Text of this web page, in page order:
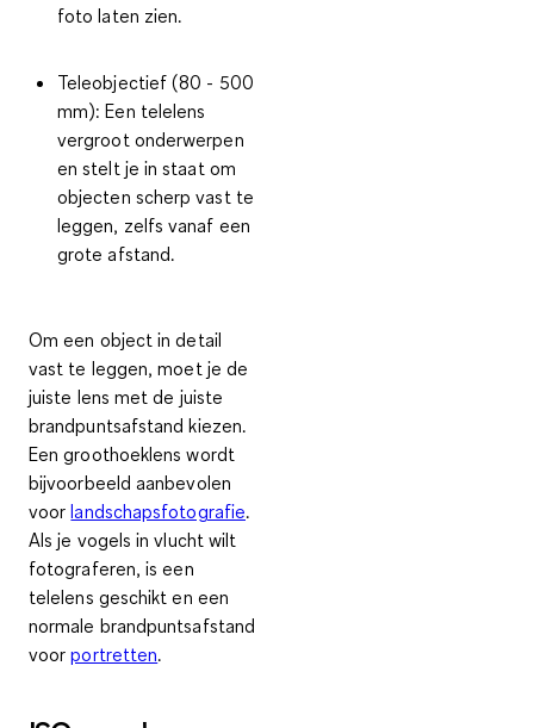
foto laten zien.
Teleobjectief (80 - 500
mm):Een telelens
vergroot onderwerpen
en stelt je in staat om
objecten scherp vast te
leggen, zelfs vanaf een
grote afstand.
Om een object in detail
vast te leggen, moet je de
juiste lens met de juiste
brandpuntsafstand kiezen.
Een groothoeklens wordt
bijvoorbeeld aanbevolen
voorlandschapsfotografie.
Als je vogels in vlucht wilt
fotograferen, is een
telelens geschikt en een
normale brandpuntsafstand
voorportretten.